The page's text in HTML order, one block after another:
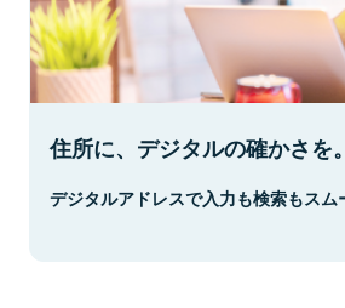
住所に、デジタルの確かさを。
デジタルアドレスで入力も検索もスム